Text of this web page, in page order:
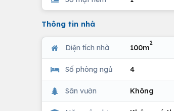
Thông tin nhà
Diện tích nhà 100m
2
Số phòng ngủ 4
Sân vườn Không